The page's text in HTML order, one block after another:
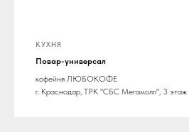
КУХНЯ
Повар-универсал
кофейня ЛЮБОКОФЕ
г. Краснодар, ТРК "СБС Мегамолл", 3 этаж